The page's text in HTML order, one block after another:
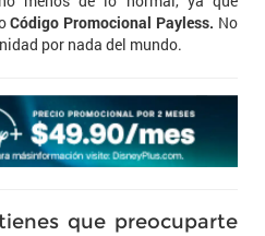
Código Promocional Payless. No
por nada del mundo.
que preocuparte